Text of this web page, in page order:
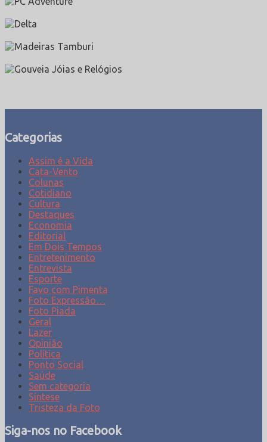
Categorias
Assim é a Vida
Cata-Vento
Colunas
Cotidiano
Cultura
Destaques
Economia
Editorial
Em Dois Tempos
Entretenimento
Entrevista
Esporte
Favo com Pimenta
Foto Expressão…
Foto Piada
Geral
Lazer
Opinião
Política
Ponto Social
Saúde
Sem categoria
Síntese
Tristeza da Foto
Siga-nos no Facebook